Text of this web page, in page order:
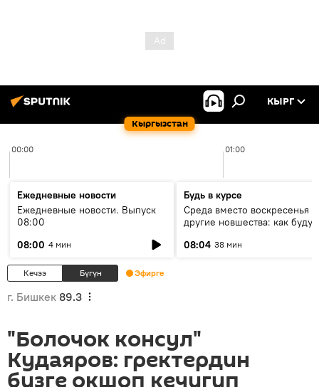
Кыргызстан
КЫРГ
00:00 01:00
Ежедневные новости
Ежедневные новости. Выпуск
08:00
08:00 4 мин
Будь в курсе
Среда вместо воскресенья и
другие новшества: как будут
08:04 38 мин
Кечээ Бүгүн Эфирге
г. Бишкек 89.3
"Болочок консул"
Кудаяров: гректердин